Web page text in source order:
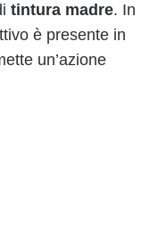
tintura madre. In
è presente in
un’azione